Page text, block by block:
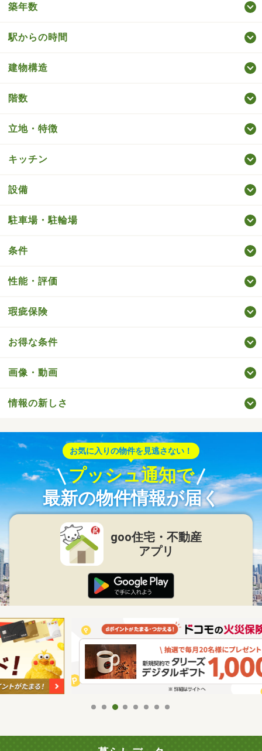
築年数
駅からの時間
建物構造
階数
立地・特徴
キッチン
設備
駐車場・駐輪場
条件
性能・評価
瑕疵保険
お得な条件
画像・動画
情報の新しさ
お気に入りの物件を見逃さない！
プッシュ通知で
最新の物件情報が届く
goo住宅・不動産
アプリ